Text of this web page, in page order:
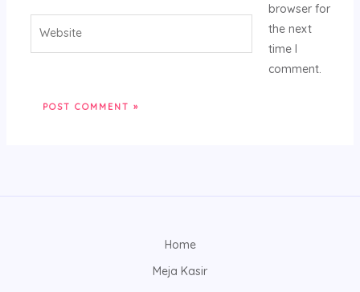
browser for
the next
time I
comment.
Home
Meja Kasir